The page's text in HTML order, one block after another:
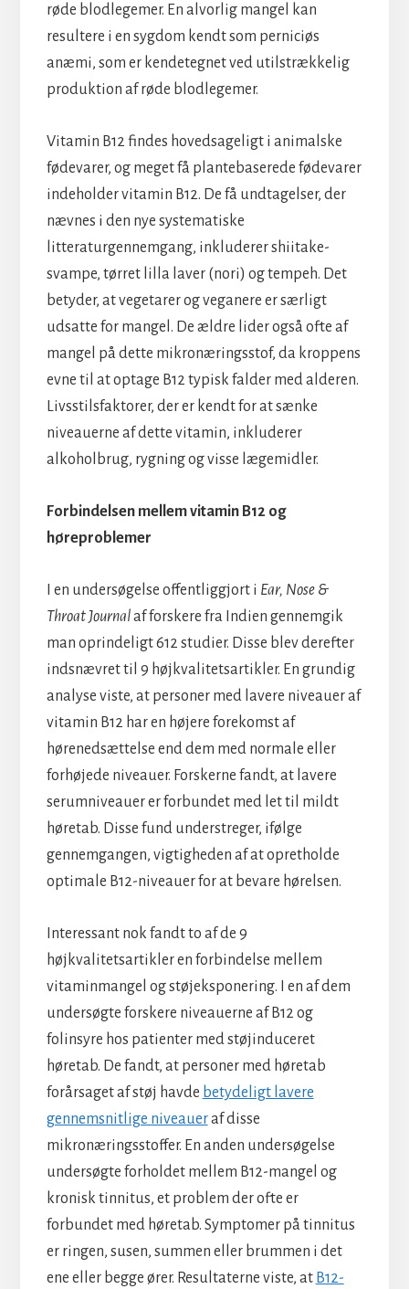
røde blodlegemer. En alvorlig mangel kan
resultere i en sygdom kendt som perniciøs
anæmi, som er kendetegnet ved utilstrækkelig
produktion af røde blodlegemer.
Vitamin B12 findes hovedsageligt i animalske
fødevarer, og meget få plantebaserede fødevarer
indeholder vitamin B12. De få undtagelser, der
nævnes i den nye systematiske
litteraturgennemgang, inkluderer shiitake-
svampe, tørret lilla laver (nori) og tempeh. Det
betyder, at vegetarer og veganere er særligt
udsatte for mangel. De ældre lider også ofte af
mangel på dette mikronæringsstof, da kroppens
evne til at optage B12 typisk falder med alderen.
Livsstilsfaktorer, der er kendt for at sænke
niveauerne af dette vitamin, inkluderer
alkoholbrug, rygning og visse lægemidler.
Forbindelsen mellem vitamin B12 og
høreproblemer
I en undersøgelse offentliggjort i Ear, Nose &
Throat Journalaf forskere fra Indien gennemgik
man oprindeligt 612 studier. Disse blev derefter
indsnævret til 9 højkvalitetsartikler. En grundig
analyse viste, at personer med lavere niveauer af
vitamin B12 har en højere forekomst af
hørenedsættelse end dem med normale eller
forhøjede niveauer. Forskerne fandt, at lavere
serumniveauer er forbundet med let til mildt
høretab. Disse fund understreger, ifølge
gennemgangen, vigtigheden af at opretholde
optimale B12-niveauer for at bevare hørelsen.
Interessant nok fandt to af de 9
højkvalitetsartikler en forbindelse mellem
vitaminmangel og støjeksponering. I en af dem
undersøgte forskere niveauerne af B12 og
folinsyre hos patienter med støjinduceret
høretab. De fandt, at personer med høretab
forårsaget af støj havde betydeligt lavere
gennemsnitlige niveaueraf disse
mikronæringsstoffer. En anden undersøgelse
undersøgte forholdet mellem B12-mangel og
kronisk tinnitus, et problem der ofte er
forbundet med høretab. Symptomer på tinnitus
er ringen, susen, summen eller brummen i det
ene eller begge ører. Resultaterne viste, at B12-